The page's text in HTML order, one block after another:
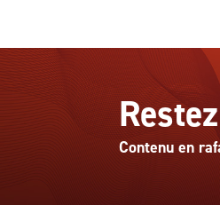
Contenu en